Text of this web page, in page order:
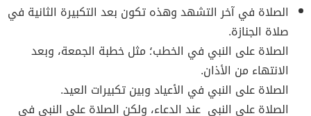
الصلاة في آخر التشهد وهذه تكون بعد التكبيرة الثانية في
صلاة الجنازة.
الصلاة على النبي في الخطب؛ مثل خطبة الجمعة، وبعد
الانتهاء من الأذان.
الصلاة على النبي في الأعياد وبين تكبيرات العيد.
الصلاة على النبي عند الدعاء، ولكن الصلاة على النبي في